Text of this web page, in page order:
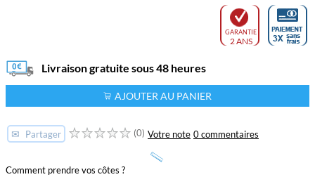
GARANTIE
2 ANS
Livraison gratuite sous 48 heures
AJOUTER AU PANIER
✉ Partager (0) Votre note 0 commentaires
Comment prendre vos côtes ?